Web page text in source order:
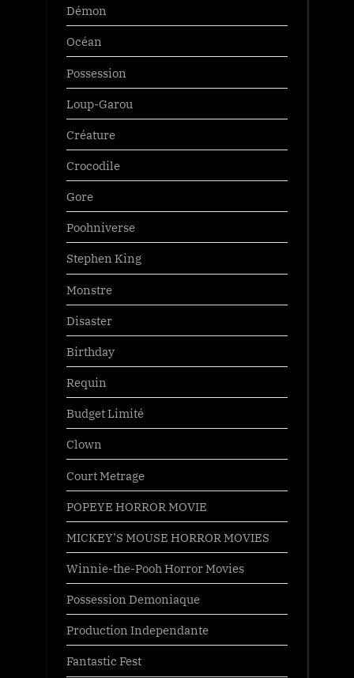
Démon
Océan
Possession
Loup-Garou
Créature
Crocodile
Gore
Poohniverse
Stephen King
Monstre
Disaster
Birthday
Requin
Budget Limité
Clown
Court Metrage
POPEYE HORROR MOVIE
MICKEY’S MOUSE HORROR MOVIES
Winnie-the-Pooh Horror Movies
Possession Demoniaque
Production Independante
Fantastic Fest